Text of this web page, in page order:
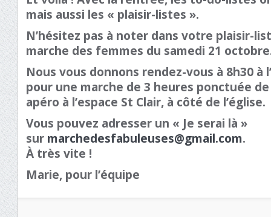
mais aussi les « plaisir-listes ».
N’hésitez pas à noter dans votre plaisir-
marche des femmes du samedi 21
Nous vous donnons rendez-vous à 8h30 à
pour une marche de 3 heures ponctuée de
apéro à l’espace St Clair, à côté de l’église.
Vous pouvez adresser un « Je serai là »
sur marchedesfabuleuses@gmail.com.
À très vite !
Marie, pour l’équipe